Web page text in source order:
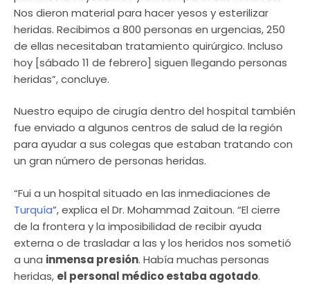
Nos dieron material para hacer yesos y esterilizar
heridas. Recibimos a 800 personas en urgencias, 250
de ellas necesitaban tratamiento quirúrgico. Incluso
hoy [sábado 11 de febrero] siguen llegando personas
heridas”, concluye.
Nuestro equipo de cirugía dentro del hospital también
fue enviado a algunos centros de salud de la región
para ayudar a sus colegas que estaban tratando con
un gran número de personas heridas.
“Fui a un hospital situado en las inmediaciones de
Turquía”, explica el Dr. Mohammad Zaitoun. “El cierre
de la frontera y la imposibilidad de recibir ayuda
externa o de trasladar a las y los heridos nos sometió
a una inmensa presión. Había muchas personas
heridas, el personal médico estaba agotado.